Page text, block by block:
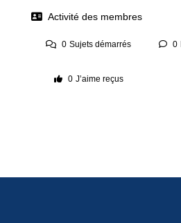
Activité des membres
0 Sujets démarrés 0
0 J’aime reçus